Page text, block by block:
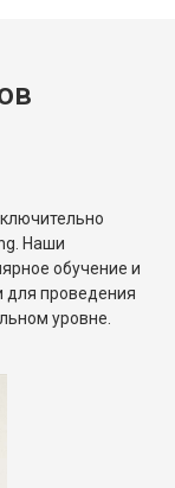
Наши
обучение и
проведения
уровне.